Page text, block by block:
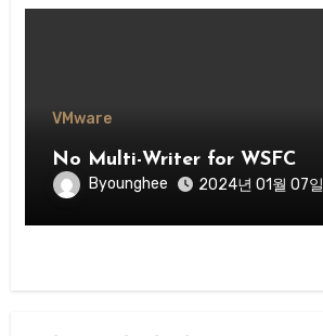
VMware
No Multi-Writer for WSFC
Byounghee 2024년 01월 07일